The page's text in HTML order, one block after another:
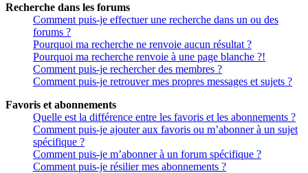
Recherche dans les forums
Comment puis-je effectuer une recherche dans un ou des
forums ?
Pourquoi ma recherche ne renvoie aucun résultat ?
Pourquoi ma recherche renvoie à une page blanche ?!
Comment puis-je rechercher des membres ?
Comment puis-je retrouver mes propres messages et sujets ?
Favoris et abonnements
Quelle est la différence entre les favoris et les abonnements ?
Comment puis-je ajouter aux favoris ou m’abonner à un sujet
spécifique ?
Comment puis-je m’abonner à un forum spécifique ?
Comment puis-je résilier mes abonnements ?